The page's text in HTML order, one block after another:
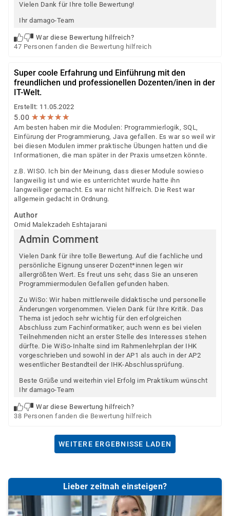
Vielen Dank für Ihre tolle Bewertung!
Ihr damago-Team
War diese Bewertung hilfreich?
47 Personen fanden die Bewertung hilfreich
Super coole Erfahrung und Einführung mit den
freundlichen und professionellen Dozenten/inen in der
IT-Welt.
Erstellt: 11.05.2022
5.00 ★★★★★
★★★★★
Am besten haben mir die Modulen: Programmierlogik, SQL,
Einfürung der Programmierung, Java gefallen. Es war so weil wir
bei diesen Modulen immer praktische Übungen hatten und die
Informationen, die man später in der Praxis umsetzen könnte.
z.B. WISO. Ich bin der Meinung, dass dieser Module sowieso
langweilig ist und wie es unterrichtet wurde hatte ihn
langweiliger gemacht. Es war nicht hilfreich. Die Rest war
allgemein gedacht in Ordnung.
Author
Omid Malekzadeh Eshtajarani
Admin Comment
Vielen Dank für ihre tolle Bewertung. Auf die fachliche und
persönliche Eignung unserer Dozent*innen legen wir
allergrößten Wert. Es freut uns sehr, dass Sie an unseren
Programmiermodulen Gefallen gefunden haben.
Zu WiSo: Wir haben mittlerweile didaktische und personelle
Änderungen vorgenommen. Vielen Dank für Ihre Kritik. Das
Thema ist jedoch sehr wichtig für den erfolgreichen
Abschluss zum Fachinformatiker; auch wenn es bei vielen
Teilnehmenden nicht an erster Stelle des Interesses stehen
dürfte. Die WiSo-Inhalte sind im Rahmenlehrplan der IHK
vorgeschrieben und sowohl in der AP1 als auch in der AP2
wesentlicher Bestandteil der IHK-Abschlussprüfung.
Beste Grüße und weiterhin viel Erfolg im Praktikum wünscht
Ihr damago-Team
War diese Bewertung hilfreich?
38 Personen fanden die Bewertung hilfreich
WEITERE ERGEBNISSE LADEN
Lieber zeitnah einsteigen?